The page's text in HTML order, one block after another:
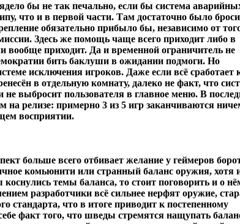
бы не так печально, если бы система
что и в первой части. Там достаточно было
обязательно прибыло бы, независимо от
Здесь же помощь чаще всего приходит либо в
вообще приходит. Да и временной ограничитель не
бить баклуши в ожидании подмоги. Но
исключения игроков. Даже если всё сработает
в отдельную комнату, далеко не факт, что
не выбросит пользователя в главное меню. В
на релизе: примерно 3 из 5 игр заканчиваются
восприятии.
больше всего отбивает желание у геймеров
комьюнити или странный баланс оружия, хотя
темы баланса, то стоит поговорить и о
разработчики всё сильнее нерфят оружие,
стандарта, что в итоге приводит к постепенному
факт того, что шведы стремятся нащупать